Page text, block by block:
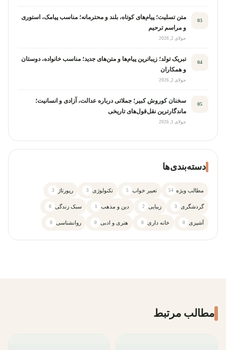
03
متن تسلیت؛ پیام‌های کوتاه، بلند و محترمانه؛ مناسب پیامک، استوری
و مراسم ترحیم
جولای 2, 2026
04
تبریک تولد؛ زیباترین پیام‌ها و متن‌های جدید؛ مناسب خانواده، دوستان
و همکاران
جولای 2, 2026
05
سخنان کوروش کبیر؛ جملاتی درباره عدالت، آزادی و انسانیت؛
ماندگارترین نقل‌قول‌های تاریخی
جولای 1, 2026
دسته‌بندی‌ها
مطالب ویژه 54 تعبیر خواب 5 تکنولوژی 3 رپورتاژ 3
گردشگری 3 زیبایی 2 دین و مذهب 1 سبک زندگی 0
آشپزی 0 خانه داری 0 هنری و ادبی 0 روانشناسی 0
مطالب مرتبط